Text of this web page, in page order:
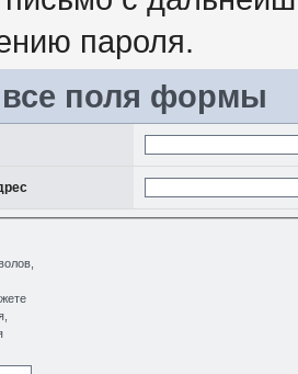
пароля.
все поля формы